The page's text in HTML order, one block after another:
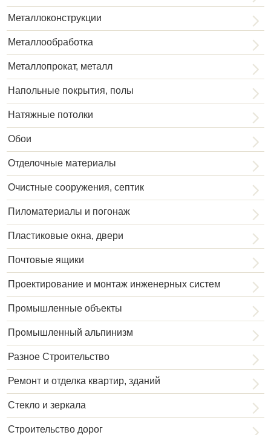
Металлоконструкции
Металлообработка
Металлопрокат, металл
Напольные покрытия, полы
Натяжные потолки
Обои
Отделочные материалы
Очистные сооружения, септик
Пиломатериалы и погонаж
Пластиковые окна, двери
Почтовые ящики
Проектирование и монтаж инженерных систем
Промышленные объекты
Промышленный альпинизм
Разное Строительство
Ремонт и отделка квартир, зданий
Стекло и зеркала
Строительство дорог